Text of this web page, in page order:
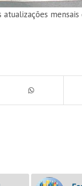
atualizações mensais